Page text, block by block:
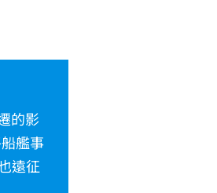
的影
艦事
遠征